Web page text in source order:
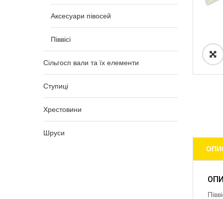
Аксесуари півосей
Піввісі
Сільгосп вали та їх елементи
Ступиці
Хрестовини
Шруси